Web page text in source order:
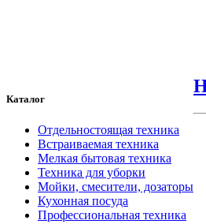
Каталог
Отдельностоящая техника
Встраиваемая техника
Мелкая бытовая техника
Техника для уборки
Мойки, смесители, дозаторы
Кухонная посуда
Профессиональная техника